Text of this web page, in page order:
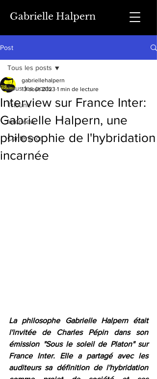
Gabrielle Halpern
Post
Tous les posts
Tribune
Interview
Conférence
Tous les posts
Interview sur France Inter:
Gabrielle Halpern, une
philosophie de l'hybridation
incarnée
gabriellehalpern
13 août 2023 1 min de lecture
La philosophe Gabrielle Halpern était
l'invitée de Charles Pépin dans son
émission "Sous le soleil de Platon" sur
France Inter. Elle a partagé avec les
auditeurs sa définition de l'hybridation